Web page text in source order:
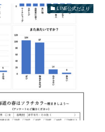
LINE公式だより